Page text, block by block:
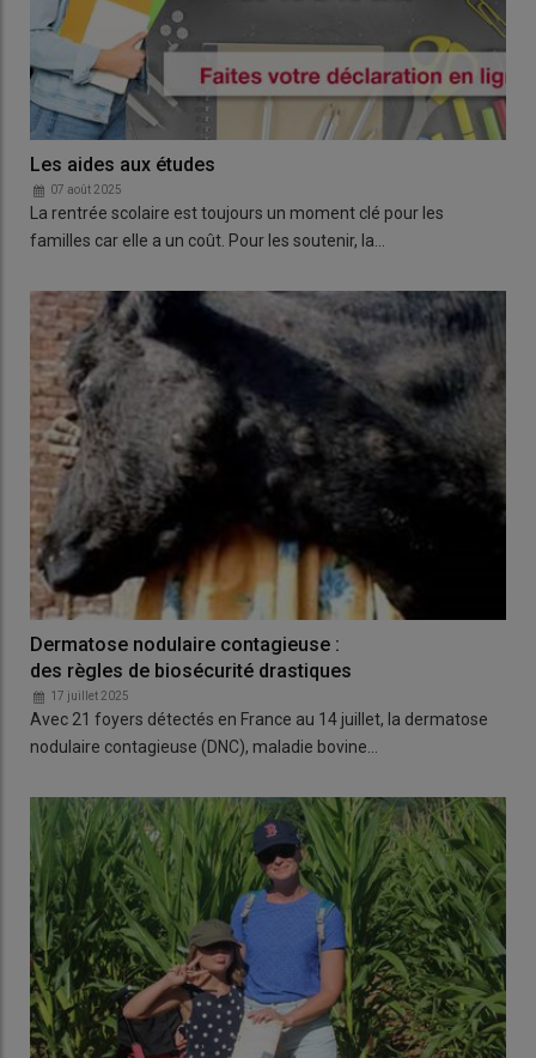
Les aides aux études
07 août 2025
La rentrée scolaire est toujours un moment clé pour les
familles car elle a un coût. Pour les soutenir, la…
Dermatose nodulaire contagieuse :
des règles de biosécurité drastiques
17 juillet 2025
Avec 21 foyers détectés en France au 14 juillet, la dermatose
nodulaire contagieuse (DNC), maladie bovine…